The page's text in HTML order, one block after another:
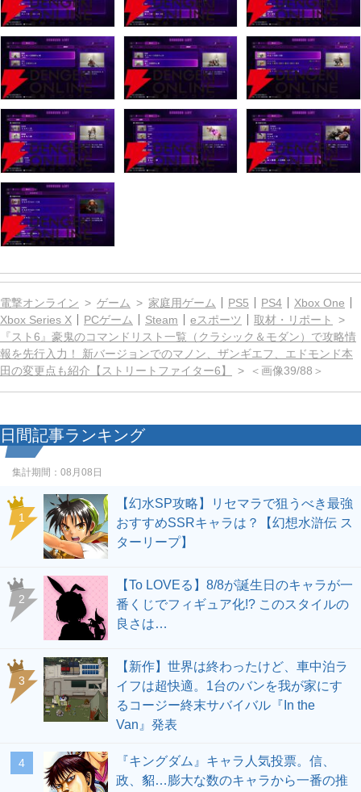
電撃オンライン ゲーム 家庭用ゲーム PS5 PS4
Xbox One
Xbox Series X
PCゲーム Steam eスポーツ
取材・リポート
『スト6』豪鬼のコマンドリスト一覧（クラシック＆モダン）で攻略情
報を先行入力！ 新バージョンでのマノン、ザンギエフ、エドモンド本
田の変更点も紹介【ストリートファイター6】
＜画像39/88＞
日間記事ランキング
集計期間： 08月08日
1
【幻水SP攻略】リセマラで狙うべき最強
おすすめSSRキャラは？【幻想水滸伝 ス
ターリープ】
2
【To LOVEる】8/8が誕生日のキャラが一
番くじでフィギュア化!? このスタイルの
良さは…
3
【新作】世界は終わったけど、車中泊ラ
イフは超快適。1台のバンを我が家にす
るコージー終末サバイバル『In the
Van』発表
4
『キングダム』キャラ人気投票。信、
政、貂…膨大な数のキャラから一番の推